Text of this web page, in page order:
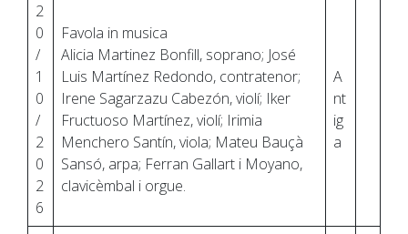
2
0
/
1
0
/
2
0
2
6
Favola in musica
Alicia Martinez Bonfill, soprano; José
Luis Martínez Redondo, contratenor;
Irene Sagarzazu Cabezón, violí; Iker
Fructuoso Martínez, violí; Irimia
Menchero Santín, viola; Mateu Bauçà
Sansó, arpa; Ferran Gallart i Moyano,
clavicèmbal i orgue.
A
nt
ig
a